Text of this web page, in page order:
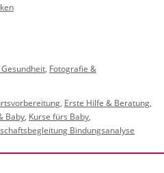
, Fotografie &
, Erste Hilfe & Beratung,
Baby, Kurse fürs Baby,
Bindungsanalyse